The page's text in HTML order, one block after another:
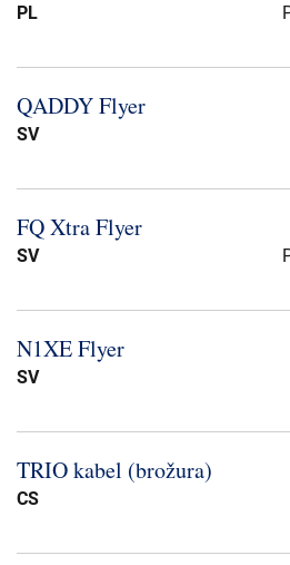
PL
QADDY Flyer
SV
FQ Xtra Flyer
SV
N1XE Flyer
SV
TRIO kabel (brožura)
CS